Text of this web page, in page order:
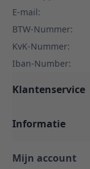
E-mail:
BTW-Nummer:
KvK-Nummer:
Iban-Number:
Klantenservice
Informatie
Mijn account